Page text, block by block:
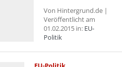
Von Hintergrund.de |
Veröffentlicht am
01.02.2015 in: EU-
Politik